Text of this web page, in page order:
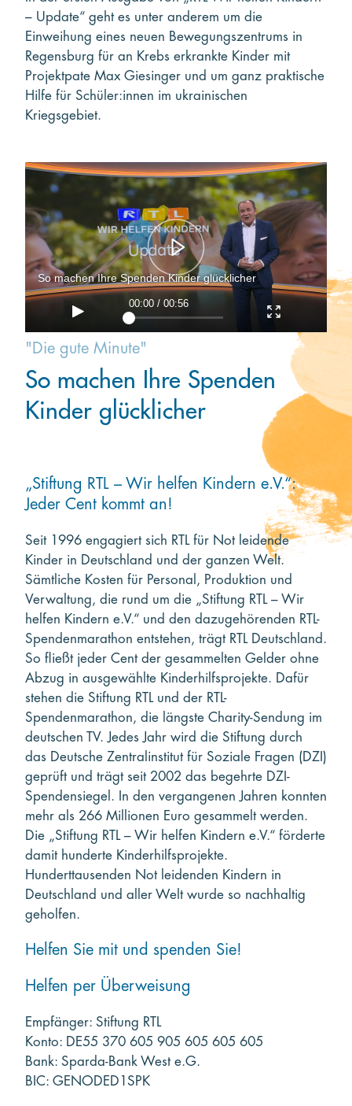
– Update“ geht es unter anderem um die
Einweihung eines neuen Bewegungszentrums in
Regensburg für an Krebs erkrankte Kinder mit
Projektpate Max Giesinger und um ganz praktische
Hilfe für Schüler:innen im ukrainischen
Kriegsgebiet.
So machen Ihre Spenden Kinder glücklicher
00:00 / 00:56
"Die gute Minute"
So machen Ihre Spenden
Kinder glücklicher
„Stiftung RTL – Wir helfen Kindern e.V.“:
Jeder Cent kommt an!
Seit 1996 engagiert sich RTL für Not leidende
Kinder in Deutschland und der ganzen Welt.
Sämtliche Kosten für Personal, Produktion und
Verwaltung, die rund um die „Stiftung RTL – Wir
helfen Kindern e.V.“ und den dazugehörenden RTL-
Spendenmarathon entstehen, trägt RTL Deutschland.
So fließt jeder Cent der gesammelten Gelder ohne
Abzug in ausgewählte Kinderhilfsprojekte. Dafür
stehen die Stiftung RTL und der RTL-
Spendenmarathon, die längste Charity-Sendung im
deutschen TV. Jedes Jahr wird die Stiftung durch
das Deutsche Zentralinstitut für Soziale Fragen (DZI)
geprüft und trägt seit 2002 das begehrte DZI-
Spendensiegel. In den vergangenen Jahren konnten
mehr als 266 Millionen Euro gesammelt werden.
Die „Stiftung RTL – Wir helfen Kindern e.V.“ förderte
damit hunderte Kinderhilfsprojekte.
Hunderttausenden Not leidenden Kindern in
Deutschland und aller Welt wurde so nachhaltig
geholfen.
Helfen Sie mit und spenden Sie!
Helfen per Überweisung
Empfänger: Stiftung RTL
Konto: DE55 370 605 905 605 605 605
Bank: Sparda-Bank West e.G.
BIC: GENODED1SPK